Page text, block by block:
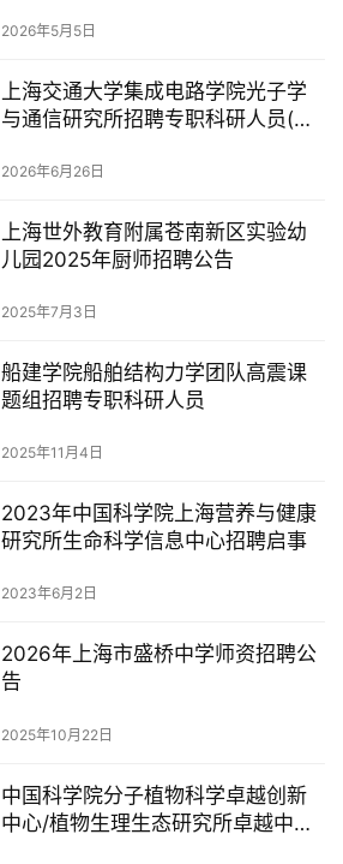
2026年5月5日
上海交通大学集成电路学院光子学
与通信研究所招聘专职科研人员(岗
2026年6月26日
上海世外教育附属苍南新区实验幼
儿园2025年厨师招聘公告
2025年7月3日
船建学院船舶结构力学团队高震课
题组招聘专职科研人员
2025年11月4日
2023年中国科学院上海营养与健康
研究所生命科学信息中心招聘启事
2023年6月2日
2026年上海市盛桥中学师资招聘公
告
2025年10月22日
中国科学院分子植物科学卓越创新
中心/植物生理生态研究所卓越中心